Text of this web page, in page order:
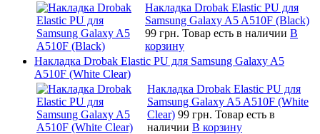
Накладка Drobak Elastic PU для
Samsung Galaxy A5 A510F (Black)
99 грн. Товар есть в наличии В
корзину
Накладка Drobak Elastic PU для Samsung Galaxy A5
A510F (White Clear)
Накладка Drobak Elastic PU для
Samsung Galaxy A5 A510F (White
Clear) 99 грн. Товар есть в
наличии В корзину